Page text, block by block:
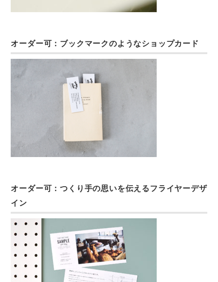
オーダー可：ブックマークのようなショップカード
オーダー可：つくり手の思いを伝えるフライヤーデザ
イン